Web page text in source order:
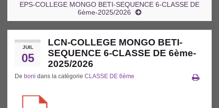
EPS-COLLEGE MONGO BETI-SEQUENCE 6-CLASSE DE
6ème-2025/2026
JUIL
05
LCN-COLLEGE MONGO BETI-
SEQUENCE 6-CLASSE DE 6ème-
2025/2026
De boni dans la catégorie CLASSE DE 6ème